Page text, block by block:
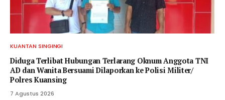
KUANTAN SINGINGI
Diduga Terlibat Hubungan Terlarang Oknum Anggota TNI
AD dan Wanita Bersuami Dilaporkan ke Polisi Militer/
Polres Kuansing
7 Agustus 2026